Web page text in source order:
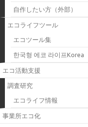
自作したい方（外部）
エコライフツール
エコツール集
한국형 에코 라이프Korea
エコ活動支援
調査研究
エコライフ情報
事業所エコ化